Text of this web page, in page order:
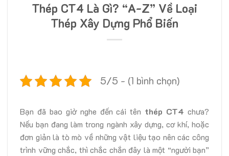
Thép CT4 Là Gì? “A-Z” Về Loại
Thép Xây Dựng Phổ Biến
5/5 - (1 bình chọn)
Bạn đã bao giờ nghe đến cái tên thép CT4 chưa?
Nếu bạn đang làm trong ngành xây dựng, cơ khí, hoặc
đơn giản là tò mò về những vật liệu tạo nên các công
trình vững chắc, thì chắc chắn đây là một “người bạn”